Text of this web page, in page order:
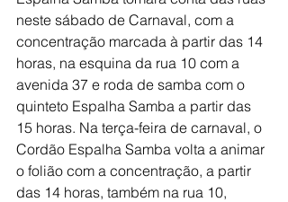
neste sábado de Carnaval, com a
concentração marcada à partir das 14
horas, na esquina da rua 10 com a
avenida 37 e roda de samba com o
quinteto Espalha Samba a partir das
15 horas. Na terça-feira de carnaval, o
Cordão Espalha Samba volta a animar
o folião com a concentração, a partir
das 14 horas, também na rua 10,